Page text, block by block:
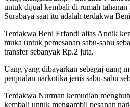
untuk dijual kembali di rumah
Surabaya saat itu adalah terdakwa
Terdakwa Beni Erfandi alias Andik
muka untuk pemesanan sabu-sabu
transfer sebanyak Rp.2 juta.
Uang yang dibayarkan sebagaj uang
penjualan narkotika jenis sabu-sabu
Terdakwa Nurman kemudian
kembali untuk mengambil pesanan